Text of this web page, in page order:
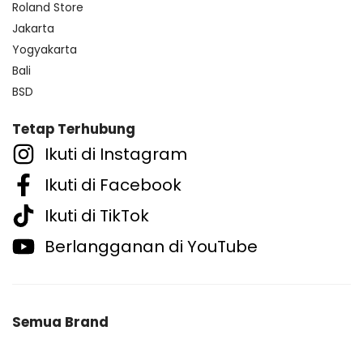
Roland Store
Jakarta
Yogyakarta
Bali
BSD
Tetap Terhubung
Ikuti di Instagram
Ikuti di Facebook
Ikuti di TikTok
Berlangganan di YouTube
Semua Brand